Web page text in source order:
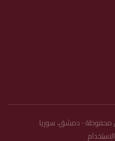
· دمشق، سوريا